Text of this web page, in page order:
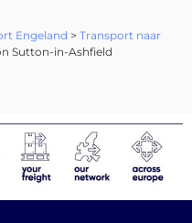
Engeland > Transport naar
Sutton-in-Ashfield